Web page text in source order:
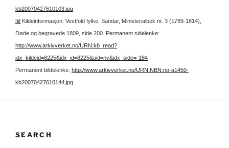
kb20070427610103.jpg
[ii] Kildeinformasjon: Vestfold fylke, Sandar, Ministerialbok nr. 3 (1789-1814),
Døde og begravede 1809, side 200. Permanent sidelenke:
http://www.arkivverket.no/URN:kb_read?
idx_kildeid=8225&idx_id=8225&uid=ny&idx_side=-184
Permanent bildelenke: http://www.arkivverket.no/URN:NBN:no-a1450-
kb20070427610144.jpg
SEARCH